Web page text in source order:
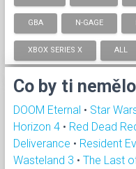
GBA N-GAGE
XBOX SERIES X ALL
Co by ti
DOOM Eternal • Star
Horizon 4 • Red Dead
Deliverance • Resident
Wasteland 3 • The Last